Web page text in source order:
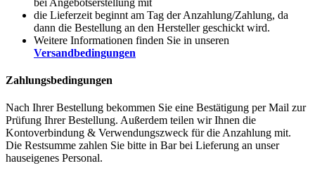
bei Angebotserstellung mit
die Lieferzeit beginnt am Tag der Anzahlung/Zahlung, da
dann die Bestellung an den Hersteller geschickt wird.
Weitere Informationen finden Sie in unseren
Versandbedingungen
Zahlungsbedingungen
Nach Ihrer Bestellung bekommen Sie eine Bestätigung per Mail zur
Prüfung Ihrer Bestellung. Außerdem teilen wir Ihnen die
Kontoverbindung & Verwendungszweck für die Anzahlung mit.
Die Restsumme zahlen Sie bitte in Bar bei Lieferung an unser
hauseigenes Personal.